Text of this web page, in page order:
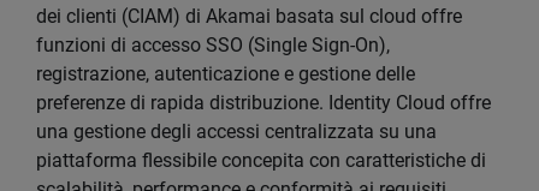
dei clienti (CIAM) di Akamai basata sul cloud offre
funzioni di accesso SSO (Single Sign-On),
registrazione, autenticazione e gestione delle
preferenze di rapida distribuzione. Identity Cloud offre
una gestione degli accessi centralizzata su una
piattaforma flessibile concepita con caratteristiche di